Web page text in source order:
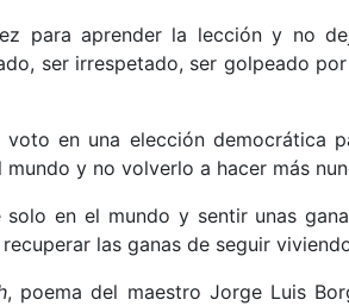
para aprender la lección y no
ser irrespetado, ser golpeado
en una elección democrática
y no volverlo a hacer más
solo en el mundo y sentir unas
las ganas de seguir
, poema del maestro Jorge Luis